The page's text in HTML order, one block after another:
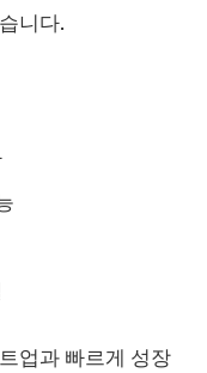
니다.
업과 빠르게 성장